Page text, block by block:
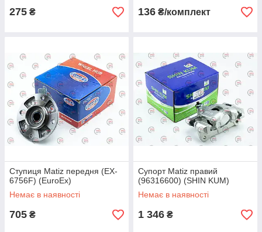
275 ₴ 136 ₴/комплект
Ступиця Matiz передня (EX-
6756F) (EuroEx)
Немає в наявності
705 ₴
Супорт Matiz правий
(96316600) (SHIN KUM)
Немає в наявності
1 346 ₴